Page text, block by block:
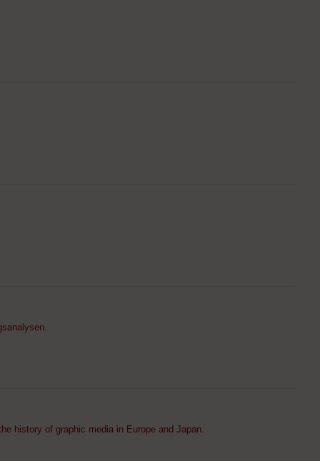
history of graphic media in Europe and Japan.